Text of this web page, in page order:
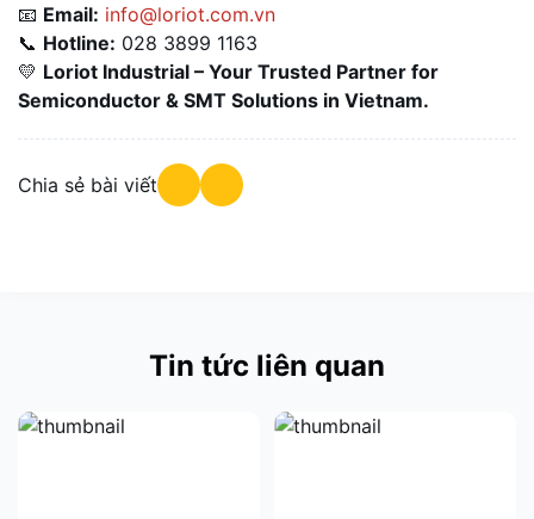
📧 Email: info@loriot.com.vn
📞 Hotline: 028 3899 1163
💛 Loriot Industrial – Your Trusted Partner for
Semiconductor & SMT Solutions in Vietnam.
Chia sẻ bài viết
Tin tức liên quan